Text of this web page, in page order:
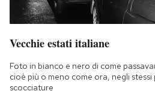
Vecchie estati italiane
Foto in bianco e nero di come
cioè più o meno come ora, negli stessi
scocciature